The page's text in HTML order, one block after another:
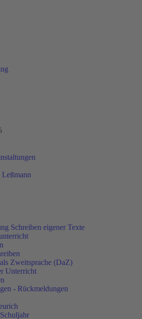
Schreiben eigener Texte
Zweitsprache (DaZ)
Unterricht
- Rückmeldungen